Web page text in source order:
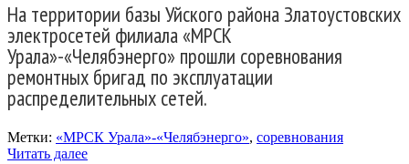
На территории базы Уйского района Златоустовских
электросетей филиала «МРСК
Урала»-«Челябэнерго» прошли соревнования
ремонтных бригад по эксплуатации
распределительных сетей.
Метки: «МРСК Урала»-«Челябэнерго», соревнования
Читать далее